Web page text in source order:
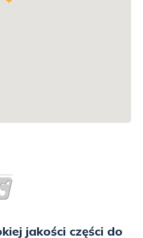
jakości części do